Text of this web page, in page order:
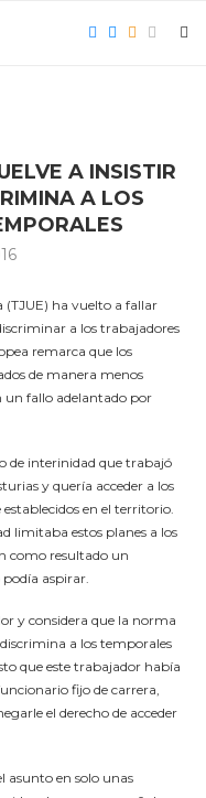
A INSISTIR
A LOS
(TJUE) ha vuelto a fallar
a los trabajadores
remarca que los
de manera menos
un fallo adelantado por
de interinidad que trabajó
y quería acceder a los
en el territorio.
limitaba estos planes a los
como resultado un
aspirar.
y considera que la norma
a los temporales
que este trabajador había
fijo de carrera,
el derecho de acceder
asunto en solo unas